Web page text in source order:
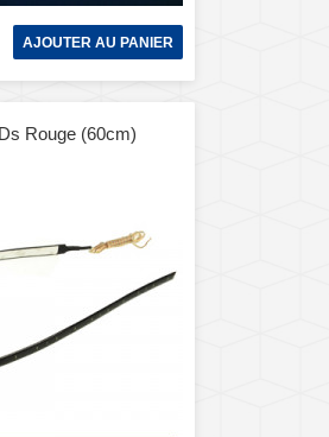
AJOUTER AU PANIER
Rouge (60cm)